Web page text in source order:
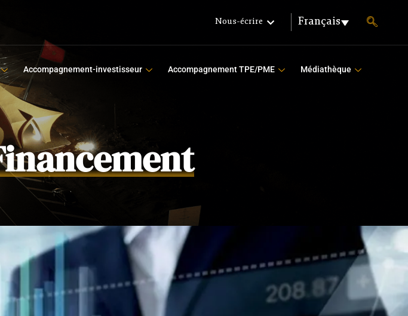
Nous-écrire Français
Accompagnement-investisseur Accompagnement TPE/PME Médiathèque